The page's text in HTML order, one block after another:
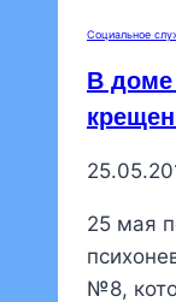
Социальное
В
25 мая
№8,